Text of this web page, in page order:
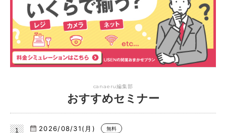
canaeru編集部
おすすめセミナー
2026/08/31(月) 無料